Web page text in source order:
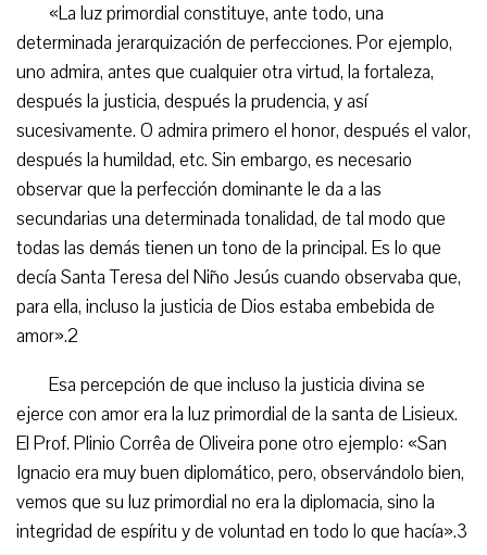
«La luz primordial constituye, ante todo, una
determinada jerarquización de perfecciones. Por ejemplo,
uno admira, antes que cualquier otra virtud, la fortaleza,
después la justicia, después la prudencia, y así
sucesivamente. O admira primero el honor, después el valor,
después la humildad, etc. Sin embargo, es necesario
observar que la perfección dominante le da a las
secundarias una determinada tonalidad, de tal modo que
todas las demás tienen un tono de la principal. Es lo que
decía Santa Teresa del Niño Jesús cuando observaba que,
para ella, incluso la justicia de Dios estaba embebida de
amor».2
Esa percepción de que incluso la justicia divina se
ejerce con amor era la luz primordial de la santa de Lisieux.
El Prof. Plinio Corrêa de Oliveira pone otro ejemplo: «San
Ignacio era muy buen diplomático, pero, observándolo bien,
vemos que su luz primordial no era la diplomacia, sino la
integridad de espíritu y de voluntad en todo lo que hacía».3